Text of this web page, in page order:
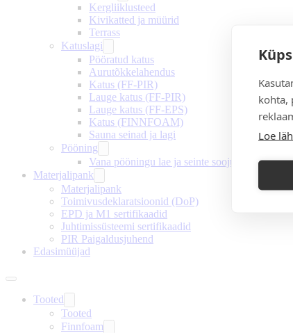
kohta,
Loe
Kergliiklusteed
Kivikatted ja müürid
Terrass
Katuslagi
Pööratud katus
Aurutõkkelahendus
Katus (FF-PIR)
Lauge katus (FF-PIR)
Lauge katus (FF-EPS)
Katus (FINNFOAM)
Sauna seinad ja lagi
Pööning
Vana pööningu lae ja seinte soojustamine
Materjalipank
Materjalipank
Toimivusdeklaratsioonid (DoP)
EPD ja M1 sertifikaadid
Juhtimissüsteemi sertifikaadid
PIR Paigaldusjuhend
Edasimüüjad
Tooted
Tooted
Finnfoam